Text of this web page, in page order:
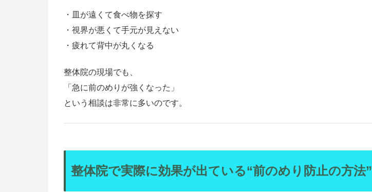
・皿が遠くて食べ物を探す
・視界が悪くて手元が見えない
・疲れて背中が丸くなる
整体院の現場でも、
「急に前のめりが強くなった」
という相談は非常に多いのです。
整体院で実際に効果が出ている“前のめり防止の方法”